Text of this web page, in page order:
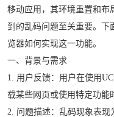
移动应用，其环境重置和布
到的乱码问题至关重要。下
览器如何实现这一功能。
一、背景与需求
1. 用户反馈：用户在使用
载某些网页或使用特定功能
2. 问题描述：乱码现象表